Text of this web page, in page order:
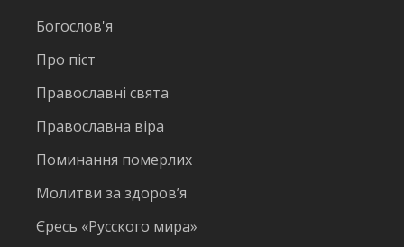
Богослов'я
Про піст
Православні свята
Православна віра
Поминання померлих
Молитви за здоров’я
Єресь «Русского мира»